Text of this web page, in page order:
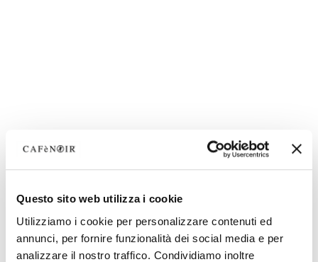
Questo sito web utilizza i cookie
Utilizziamo i cookie per personalizzare contenuti ed
annunci, per fornire funzionalità dei social media e per
analizzare il nostro traffico. Condividiamo inoltre